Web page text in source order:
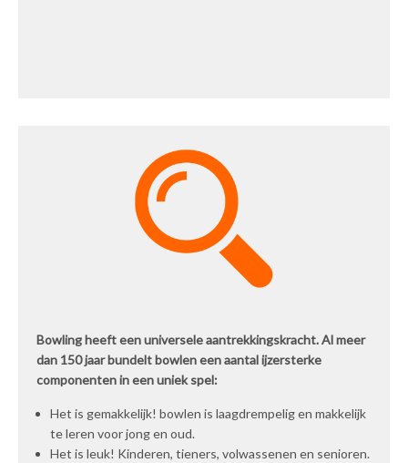
Bowling heeft een universele aantrekkingskracht. Al meer
dan 150 jaar bundelt bowlen een aantal ijzersterke
componenten in een uniek spel:
Het is gemakkelijk! bowlen is laagdrempelig en makkelijk
te leren voor jong en oud.
Het is leuk! Kinderen, tieners, volwassenen en senioren.